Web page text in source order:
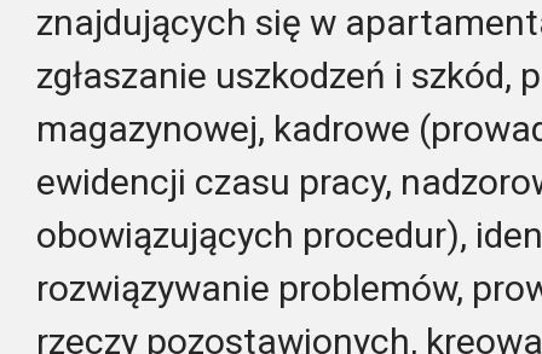
znajdujących się w
zgłaszanie uszkodzeń i szkód,
magazynowej, kadrowe
ewidencji czasu pracy,
obowiązujących procedur),
rozwiązywanie problemów,
rzeczy pozostawionych,